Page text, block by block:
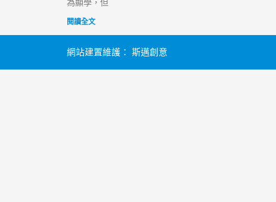
閱讀全文
網站建置維護： 斯邁創意